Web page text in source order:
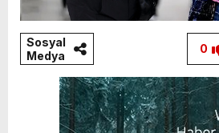
Sosyal
Medya
0